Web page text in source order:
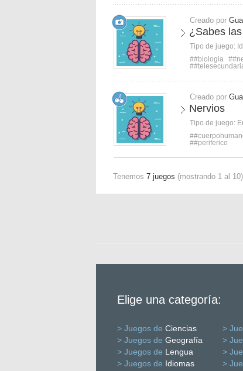
Creado por
¿Sabes
Tipo de juego:
##biologia
Creado por
Nervios
Tipo de juego:
##periferico
Tenemos 7 juegos (mostrando 1 al 10)
Elige una categoría:
> Juegos de Ciencias >
> Juegos de Geografía >
> Juegos de Lengua >
> Juegos de Idiomas >